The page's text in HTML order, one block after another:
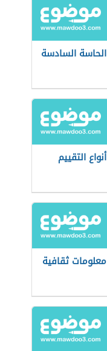
الحاسة السادسة
أنواع التقييم
معلومات ثقافية